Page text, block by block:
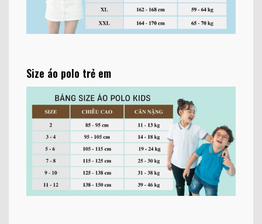
Size áo polo trẻ em